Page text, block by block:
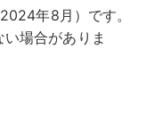
年8月）です。
場合がありま